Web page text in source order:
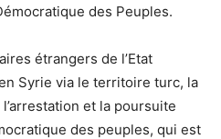
des Peuples.
étrangers de l’Etat
Syrie via le territoire turc, la
et la poursuite
des peuples, qui est